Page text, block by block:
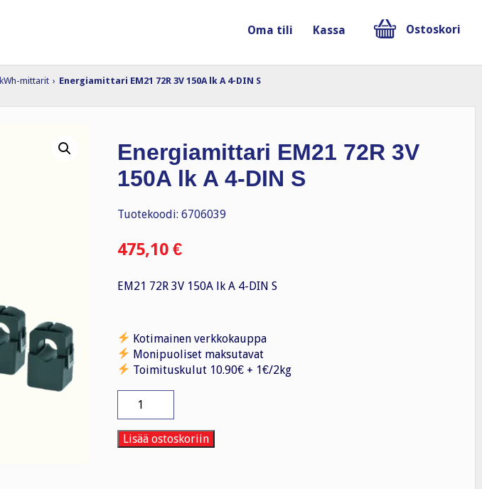
Oma tili Kassa Ostoskori
kWh-mittarit › Energiamittari EM21 72R 3V 150A lk A 4-DIN S
Energiamittari EM21 72R 3V
150A lk A 4-DIN S
Tuotekoodi: 6706039
475,10 €
EM21 72R 3V 150A lk A 4-DIN S
Kotimainen verkkokauppa
Monipuoliset maksutavat
Toimituskulut 10.90€ + 1€/2kg
EM21
72R
3V
150A
Lisää ostoskoriin